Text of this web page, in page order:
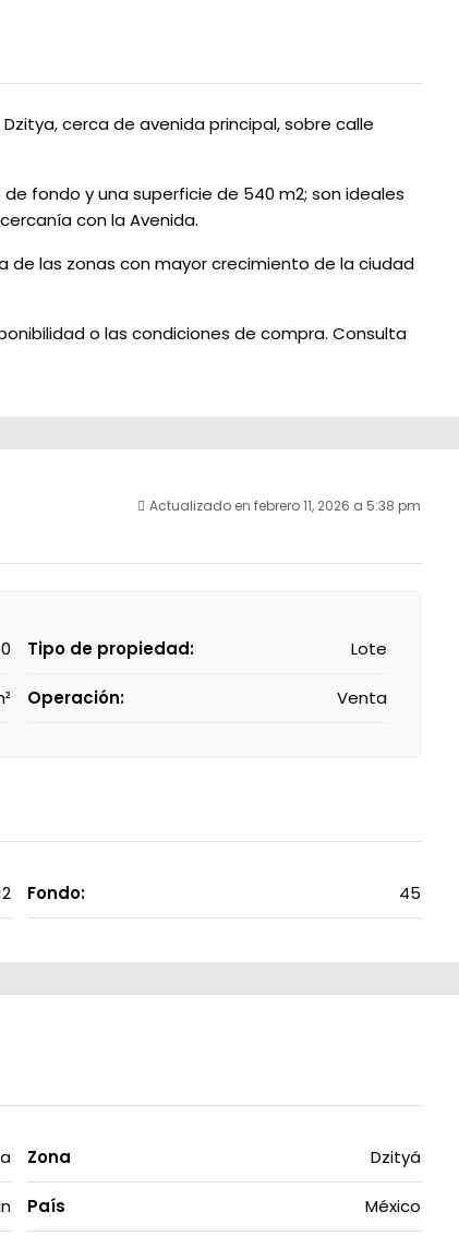
cerca de avenida principal, sobre calle
fondo y una superficie de 540 m2; son ideales
con la Avenida.
de las zonas con mayor crecimiento de la ciudad
o las condiciones de compra. Consulta
Actualizado en febrero 11, 2026 a 5:38 pm
Tipo de propiedad: Lote
Operación: Venta
Fondo: 45
Zona Dzityá
País México